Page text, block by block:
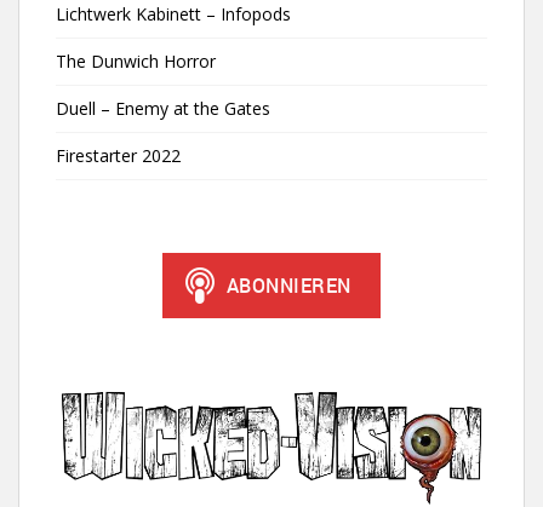
Lichtwerk Kabinett – Infopods
The Dunwich Horror
Duell – Enemy at the Gates
Firestarter 2022